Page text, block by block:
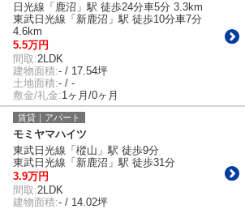
日光線「鹿沼」駅 徒歩24分車5分 3.3km
東武日光線「新鹿沼」駅 徒歩10分車7分
4.6km
5.5万円
間取:2LDK
建物面積:- / 17.54坪
土地面積:- / -
敷金/礼金:1ヶ月/0ヶ月
賃貸｜アパート
モミヤマハイツ
東武日光線「樅山」駅 徒歩9分
東武日光線「新鹿沼」駅 徒歩31分
3.9万円
間取:2LDK
建物面積:- / 14.02坪